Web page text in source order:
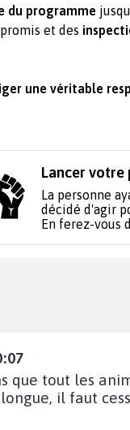
du programme
et des
une véritable
Lancer
La personne
décidé d'agir
En ferez-vous
que tout les
il faut